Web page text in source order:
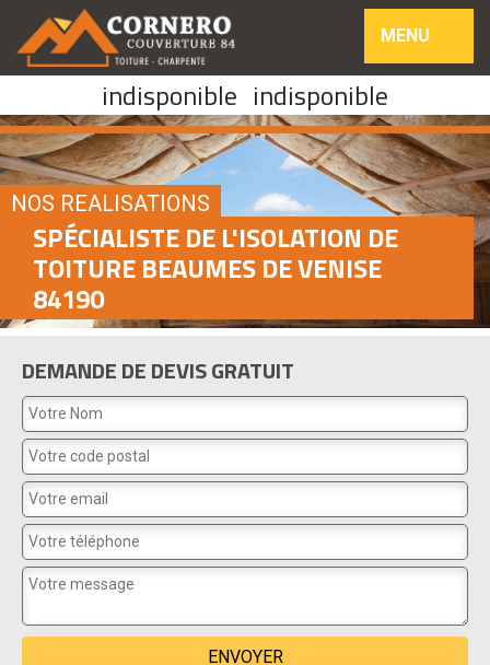
MENU
indisponible indisponible
NOS REALISATIONS
SPÉCIALISTE DE L'ISOLATION DE
TOITURE BEAUMES DE VENISE
84190
DEMANDE DE DEVIS GRATUIT